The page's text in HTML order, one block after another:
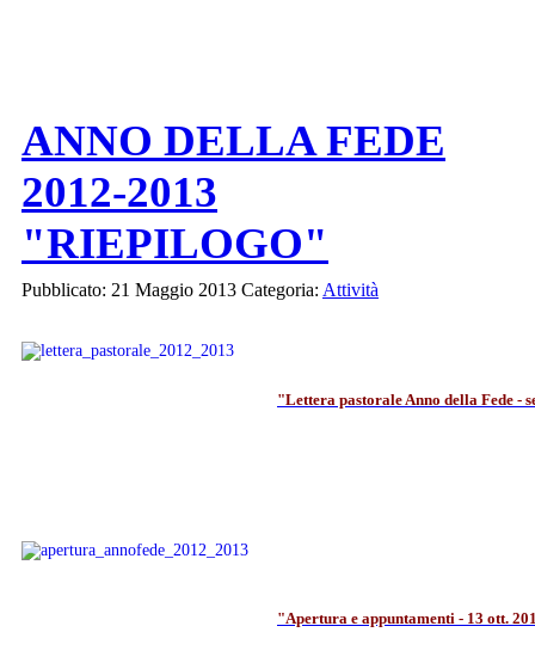
ANNO DELLA FEDE
2012-2013
"RIEPILOGO"
Pubblicato: 21 Maggio 2013 Categoria: Attività
"Lettera pastorale Anno della Fede -
"Apertura e appuntamenti - 13 ott.